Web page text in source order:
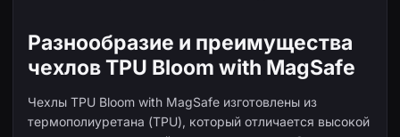
Разнообразие и преимущества
чехлов TPU Bloom with MagSafe
Чехлы TPU Bloom with MagSafe изготовлены из
термополиуретана (TPU), который отличается высокой